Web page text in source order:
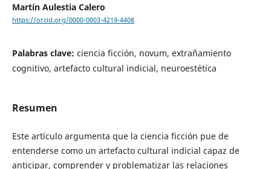
Martín Aulestia Calero
https://orcid.org/0000-0003-4219-4408
Palabras clave: ciencia ficción, novum, extrañamiento
cognitivo, artefacto cultural indicial, neuroestética
Resumen
Este artículo argumenta que la ciencia ficción pue de
entenderse como un artefacto cultural indicial capaz de
anticipar, comprender y problematizar las relaciones